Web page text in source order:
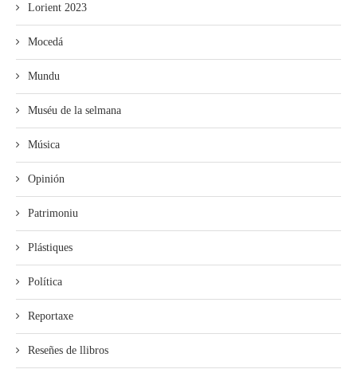
Lorient 2023
Mocedá
Mundu
Muséu de la selmana
Música
Opinión
Patrimoniu
Plástiques
Política
Reportaxe
Reseñes de llibros